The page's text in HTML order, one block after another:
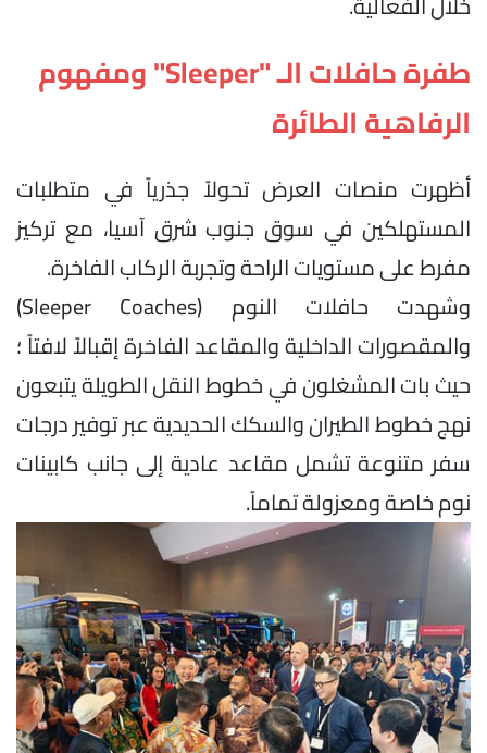
طفرة حافلات الـ "Sleeper" ومفهوم
الرفاهية الطائرة
أظهرت منصات العرض تحولاً جذرياً في متطلبات
المستهلكين في سوق جنوب شرق آسيا، مع تركيز
مفرط على مستويات الراحة وتجربة الركاب الفاخرة.
وشهدت حافلات النوم (Sleeper Coaches)
والمقصورات الداخلية والمقاعد الفاخرة إقبالاً لافتاً ؛
حيث بات المشغلون في خطوط النقل الطويلة يتبعون
نهج خطوط الطيران والسكك الحديدية عبر توفير درجات
سفر متنوعة تشمل مقاعد عادية إلى جانب كابينات
نوم خاصة ومعزولة تماماً.